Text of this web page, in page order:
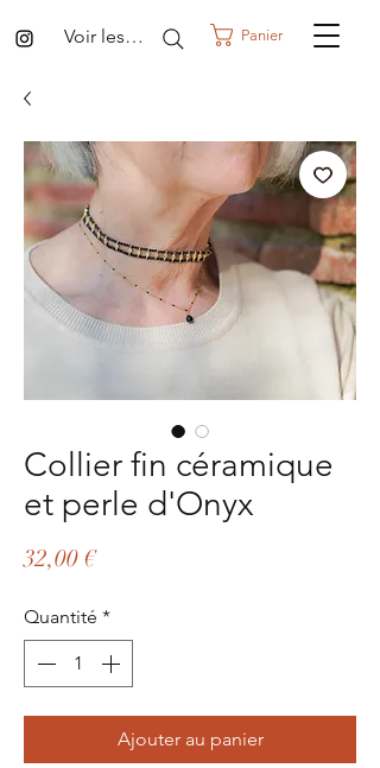
Panier
Voir les points
Collier fin céramique
et perle d'Onyx
32,00 €Prix
Quantité *
Ajouter au panier